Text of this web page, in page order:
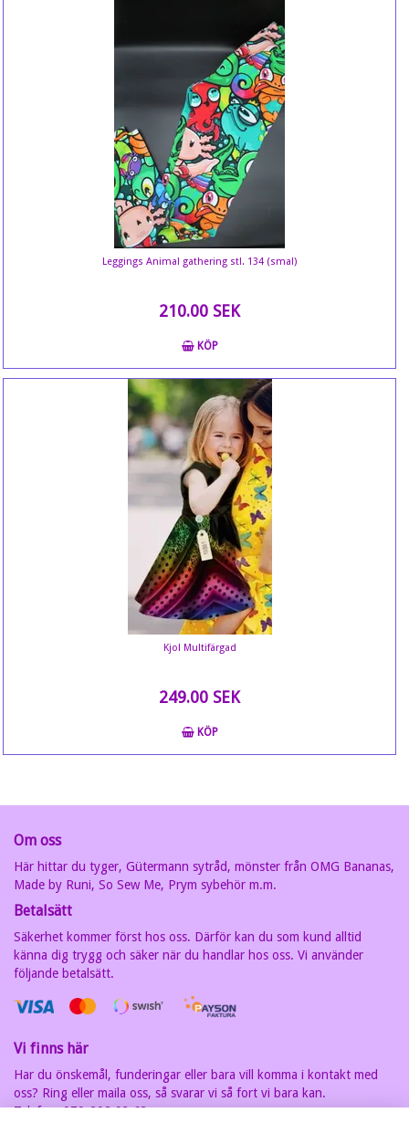
Leggings Animal gathering stl. 134 (smal)
210.00 SEK
KÖP
Kjol Multifärgad
249.00 SEK
KÖP
Om oss
Här hittar du tyger, Gütermann sytråd, mönster från OMG Bananas,
Made by Runi, So Sew Me, Prym sybehör m.m.
Betalsätt
Säkerhet kommer först hos oss. Därför kan du som kund alltid
känna dig trygg och säker när du handlar hos oss. Vi använder
följande betalsätt.
Vi finns här
Har du önskemål, funderingar eller bara vill komma i kontakt med
oss? Ring eller maila oss, så svarar vi så fort vi bara kan.
Telefon: 070-202 93 63